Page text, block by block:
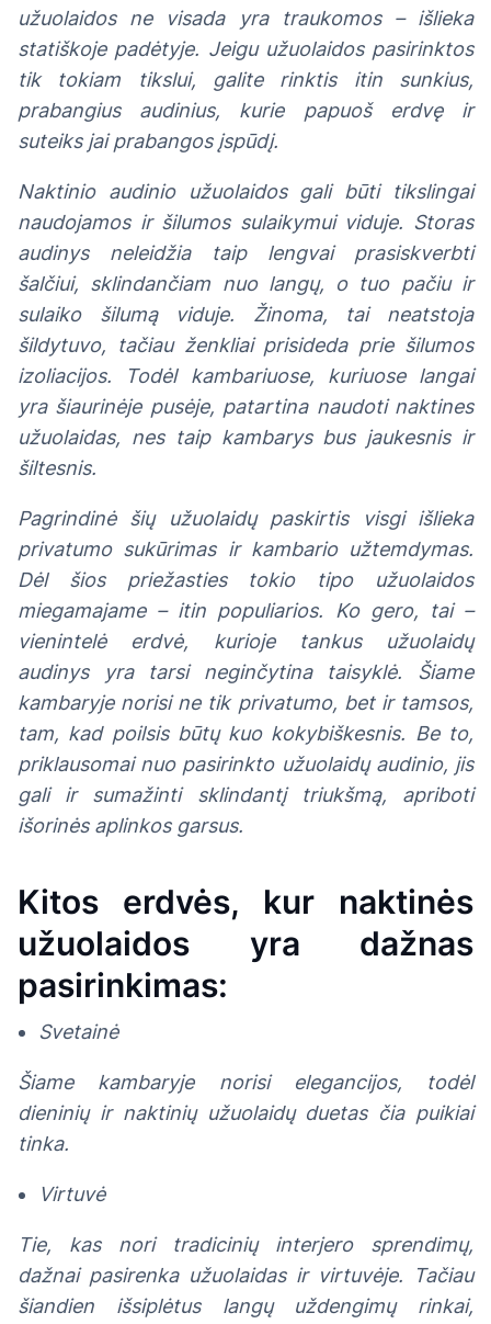
užuolaidos ne visada yra traukomos – išlieka
statiškoje padėtyje. Jeigu užuolaidos pasirinktos
tik tokiam tikslui, galite rinktis itin sunkius,
prabangius audinius, kurie papuoš erdvę ir
suteiks jai prabangos įspūdį.
Naktinio audinio užuolaidos gali būti tikslingai
naudojamos ir šilumos sulaikymui viduje. Storas
audinys neleidžia taip lengvai prasiskverbti
šalčiui, sklindančiam nuo langų, o tuo pačiu ir
sulaiko šilumą viduje. Žinoma, tai neatstoja
šildytuvo, tačiau ženkliai prisideda prie šilumos
izoliacijos. Todėl kambariuose, kuriuose langai
yra šiaurinėje pusėje, patartina naudoti naktines
užuolaidas, nes taip kambarys bus jaukesnis ir
šiltesnis.
Pagrindinė šių užuolaidų paskirtis visgi išlieka
privatumo sukūrimas ir kambario užtemdymas.
Dėl šios priežasties tokio tipo užuolaidos
miegamajame – itin populiarios. Ko gero, tai –
vienintelė erdvė, kurioje tankus užuolaidų
audinys yra tarsi neginčytina taisyklė. Šiame
kambaryje norisi ne tik privatumo, bet ir tamsos,
tam, kad poilsis būtų kuo kokybiškesnis. Be to,
priklausomai nuo pasirinkto užuolaidų audinio, jis
gali ir sumažinti sklindantį triukšmą, apriboti
išorinės aplinkos garsus.
Kitos erdvės, kur naktinės
užuolaidos yra dažnas
pasirinkimas:
Svetainė
Šiame kambaryje norisi elegancijos, todėl
dieninių ir naktinių užuolaidų duetas čia puikiai
tinka.
Virtuvė
Tie, kas nori tradicinių interjero sprendimų,
dažnai pasirenka užuolaidas ir virtuvėje. Tačiau
šiandien išsiplėtus langų uždengimų rinkai,